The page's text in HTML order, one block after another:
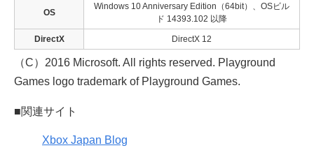
OS
Windows 10 Anniversary Edition（64bit）、OSビル
ド 14393.102 以降
DirectX DirectX 12
（C）2016 Microsoft. All rights reserved. Playground
Games logo trademark of Playground Games.
■関連サイト
Xbox Japan Blog